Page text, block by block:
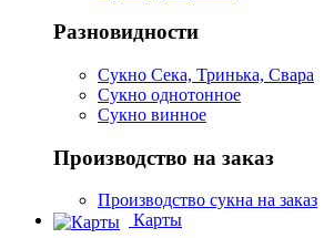
Разновидности
Сукно Сека, Тринька, Свара
Сукно однотонное
Сукно винное
Производство на заказ
Производство сукна на заказ
Карты